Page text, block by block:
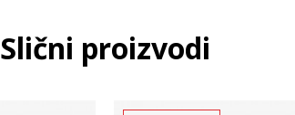
Slični proizvodi